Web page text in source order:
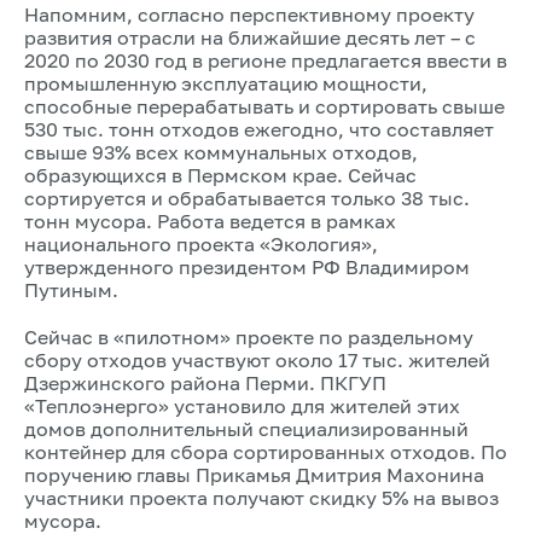
Напомним, согласно перспективному проекту
развития отрасли на ближайшие десять лет – с
2020 по 2030 год в регионе предлагается ввести в
промышленную эксплуатацию мощности,
способные перерабатывать и сортировать свыше
530 тыс. тонн отходов ежегодно, что составляет
свыше 93% всех коммунальных отходов,
образующихся в Пермском крае. Сейчас
сортируется и обрабатывается только 38 тыс.
тонн мусора. Работа ведется в рамках
национального проекта «Экология»,
утвержденного президентом РФ Владимиром
Путиным.
Сейчас в «пилотном» проекте по раздельному
сбору отходов участвуют около 17 тыс. жителей
Дзержинского района Перми. ПКГУП
«Теплоэнерго» установило для жителей этих
домов дополнительный специализированный
контейнер для​ сбора сортированных отходов. По
поручению главы Прикамья Дмитрия Махонина
участники проекта получают скидку 5% на вывоз
мусора.​ ​ ​